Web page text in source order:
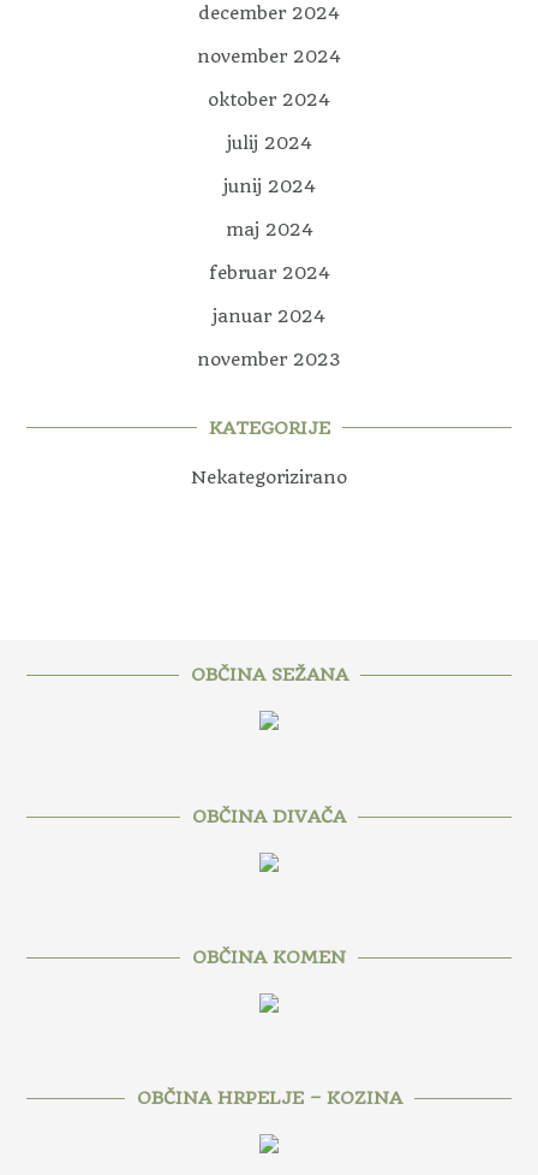
december 2024
november 2024
oktober 2024
julij 2024
junij 2024
maj 2024
februar 2024
januar 2024
november 2023
KATEGORIJE
Nekategorizirano
OBČINA SEŽANA
OBČINA DIVAČA
OBČINA KOMEN
OBČINA HRPELJE – KOZINA